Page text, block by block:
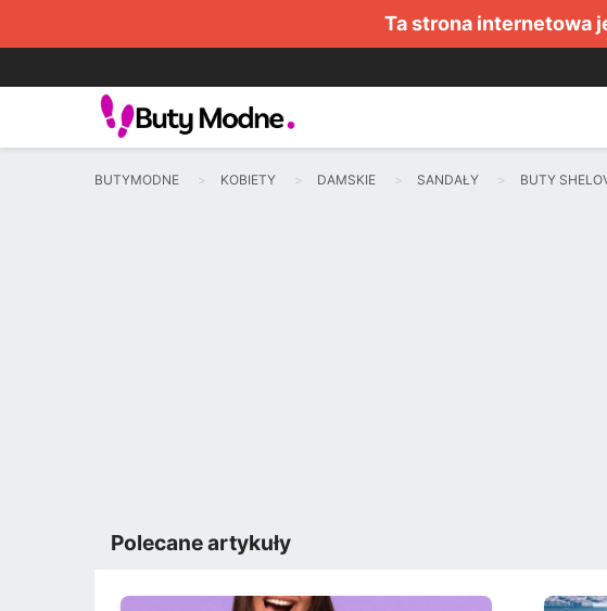
Ta strona internetowa
BUTYMODNE KOBIETY DAMSKIE SANDAŁY BUTY
Polecane artykuły